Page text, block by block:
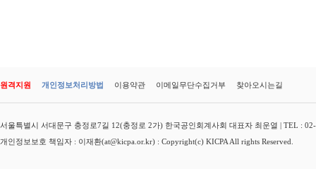
원격지원 개인정보처리방법 이용약관 이메일무단수집거부 찾아오시는길
서울특별시 서대문구 충정로7길 12(충정로 2가) 한국공인회계사회 대표자 최운열 | TEL :
개인정보보호 책임자 : 이재환(at@kicpa.or.kr) : Copyright(c) KICPA All rights Reserved.